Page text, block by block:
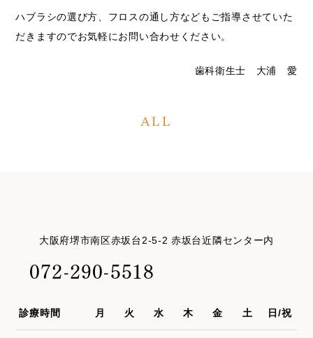
ハブラシの選び方、フロスの通し方などもご指導させていた
だきますのでお気軽にお問い合わせください。
歯科衛生士 大浦 愛
ALL
大阪府堺市南区赤坂台2-5-2 赤坂台近隣センター内
072-290-5518
診療時間 月 火 水 木 金 土 日/祝